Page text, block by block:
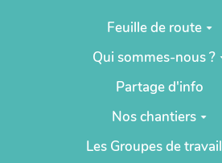
Aller au contenu principal
Feuille de route
Qui sommes-nous ?
Partage d'info
Nos chantiers
Les Groupes de travail